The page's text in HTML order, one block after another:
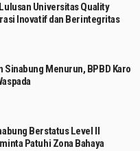
Universitas Quality
Inovatif dan Berintegritas
Sinabung Menurun, BPBD Karo
Berstatus Level II
Patuhi Zona Bahaya